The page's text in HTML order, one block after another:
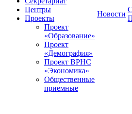
Центры
Проекты
Проект
«Образование»
Проект
«Демография»
Проект ВРНС
«Экономика»
Общественные
приемные
Новости